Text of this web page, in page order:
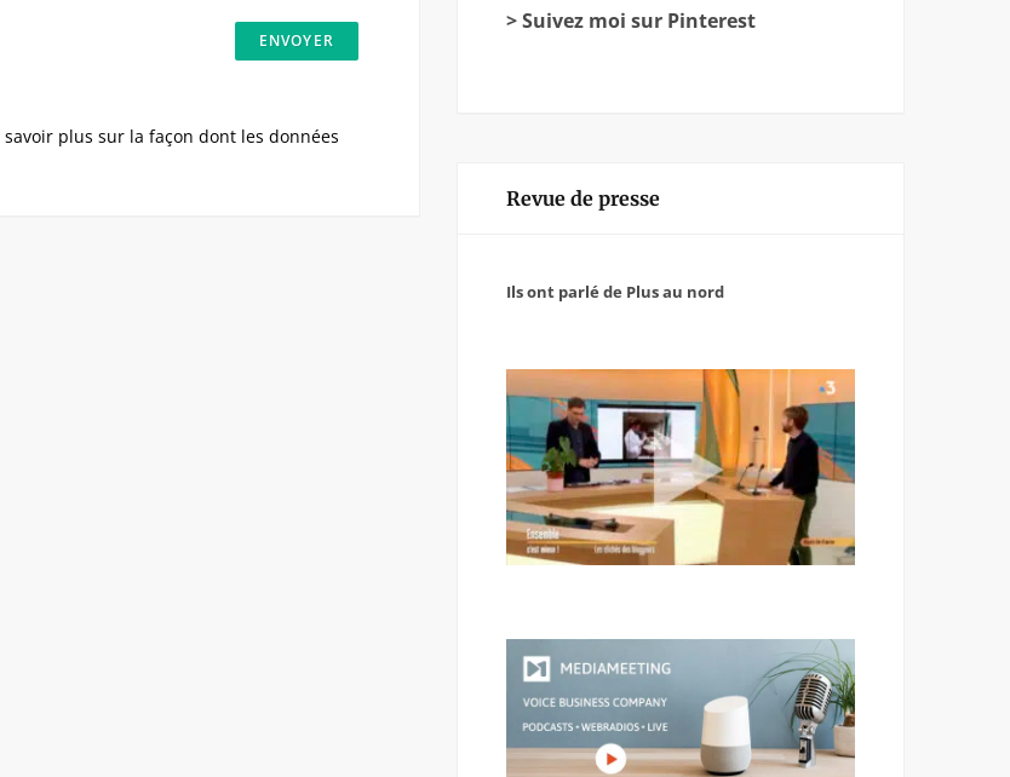
savoir plus sur la façon dont les données
> Suivez moi sur Pinterest
Revue de presse
Ils ont parlé de Plus au nord